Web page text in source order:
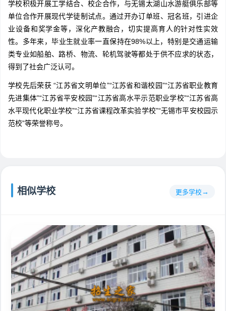
学校积极开展工学结合、校企合作，与无锡太湖山水游艇俱乐部等
单位合作开展现代学徒制试点。通过开办订单班、冠名班，引进企
业设备和奖学金等，深化产教融合，切实提高育人的针对性实效
性。多年来，毕业生就业率一直保持在98%以上，特别是交通运输
类专业如船舶、路桥、物流、轮机驾驶等都处于供不应求的状态，
得到了社会广泛认可。
学校先后荣获 “江苏省文明单位”“江苏省和谐校园”“江苏省职业教育
先进集体”“江苏省平安校园”“江苏省高水平示范职业学校”“江苏省高
水平现代化职业学校”“江苏省课程改革实验学校”“无锡市平安校园示
范校”等荣誉称号。
相似学校 更多学校